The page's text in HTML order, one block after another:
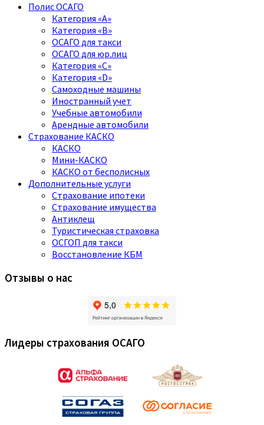
Полис ОСАГО
Категория «A»
Категория «B»
ОСАГО для такси
ОСАГО для юр.лиц
Категория «C»
Категория «D»
Самоходные машины
Иностранный учет
Учебные автомобили
Арендные автомобили
Страхование КАСКО
КАСКО
Мини-КАСКО
КАСКО от бесполисных
Дополнительные услуги
Страхование ипотеки
Страхование имущества
Антиклещ
Туристическая страховка
ОСГОП для такси
Восстановление КБМ
Отзывы о нас
Лидеры страхования ОСАГО